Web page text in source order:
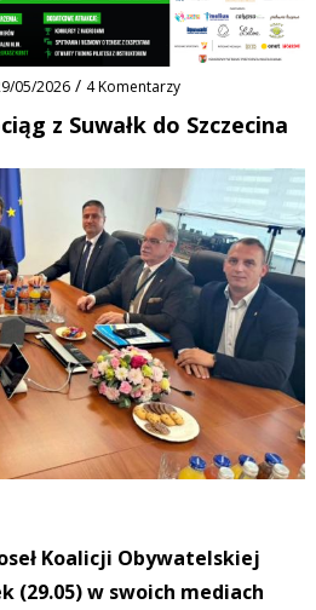
PinterestTumblr Reddit Share
05/2026 / 4 Komentarzy
z Suwałk do Szczecina
Koalicji Obywatelskiej
(29.05) w swoich mediach